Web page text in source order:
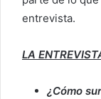
entrevista.
LA
¿Cómo